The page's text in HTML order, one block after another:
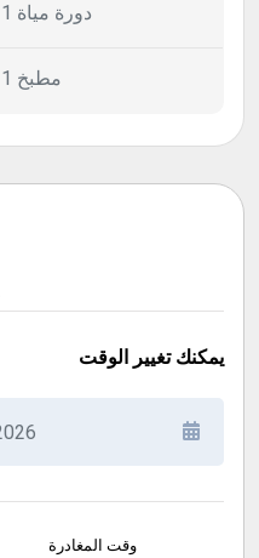
1 دورة مياة
1 مطبخ
يمكنك تغيير الوقت
وقت المغادرة